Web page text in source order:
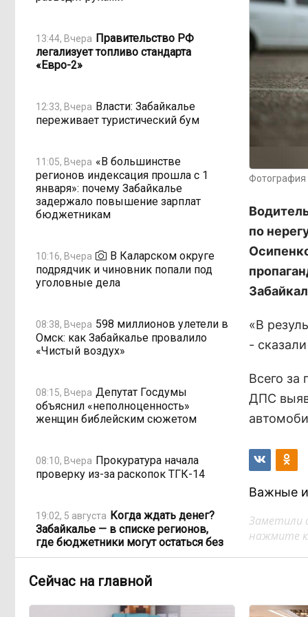
13:44, Вчера Правительство РФ
легализует топливо стандарта
«Евро-2»
12:33, Вчера Власти: Забайкалье
переживает туристический бум
11:05, Вчера «В большинстве
регионов индексация прошла с 1
января»: почему Забайкалье
задержало повышение зарплат
бюджетникам
10:16, Вчера
В Каларском округе
подрядчик и чиновник попали под
уголовные дела
08:38, Вчера 598 миллионов улетели в
Омск: как Забайкалье провалило
«Чистый воздух»
08:15, Вчера Депутат Госдумы
объяснил «неполноценность»
женщин библейским сюжетом
08:10, Вчера Прокуратура начала
проверку из-за раскопок ТГК-14
19:02, 5 августа Когда ждать денег?
Забайкалье — в списке регионов,
где бюджетники могут остаться без
выплат
превысить весь наш опыт»: Осипов
Фотография
по
«В
-
Всего за
ДПС
Важные
Заметили
нажмите
Сейчас на главной